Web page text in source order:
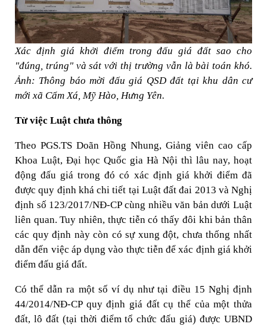
Xác định giá khởi điểm trong đấu giá đất sao cho
"đúng, trúng" và sát với thị trường vẫn là bài toán khó.
Ảnh: Thông báo mời đấu giá QSD đất tại khu dân cư
mới xã Cẩm Xá, Mỹ Hào, Hưng Yên.
Từ việc Luật chưa thông
Theo PGS.TS Doãn Hồng Nhung, Giảng viên cao cấp
Khoa Luật, Đại học Quốc gia Hà Nội thì lâu nay, hoạt
động đấu giá trong đó có xác định giá khởi điểm đã
được quy định khá chi tiết tại Luật đất đai 2013 và Nghị
định số 123/2017/NĐ-CP cùng nhiều văn bản dưới Luật
liên quan. Tuy nhiên, thực tiễn có thấy đôi khi bản thân
các quy định này còn có sự xung đột, chưa thống nhất
dẫn đến việc áp dụng vào thực tiễn để xác định giá khởi
điểm đấu giá đất.
Có thể dẫn ra một số ví dụ như tại điều 15 Nghị định
44/2014/NĐ-CP quy định giá đất cụ thể của một thửa
đất, lô đất (tại thời điểm tổ chức đấu giá) được UBND